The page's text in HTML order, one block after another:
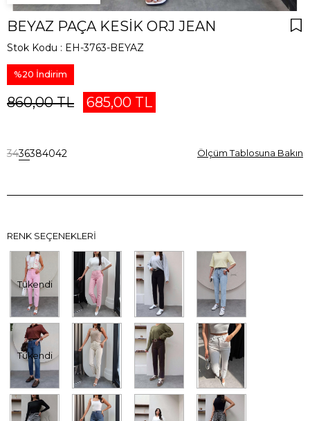
BEYAZ PAÇA KESIK ORJ JEAN
Stok Kodu EH-3763-BEYAZ
%20 İndirim
860,00 TL 685,00 TL
3436384042 Ölçüm Tablosuna Bakın
RENK SEÇENEKLERI
Tükendi
Tükendi